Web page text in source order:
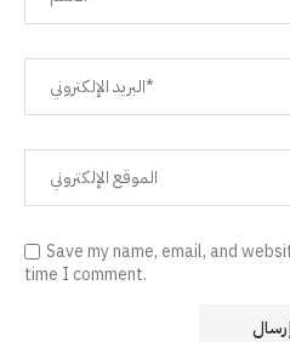
Save my name, email, and
time I comment.